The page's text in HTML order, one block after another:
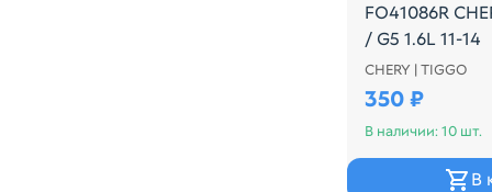
FO41086R
/ G5 1.6L 11-14
CHERY | TIGGO
350 ₽
В наличии: 10 шт.
В